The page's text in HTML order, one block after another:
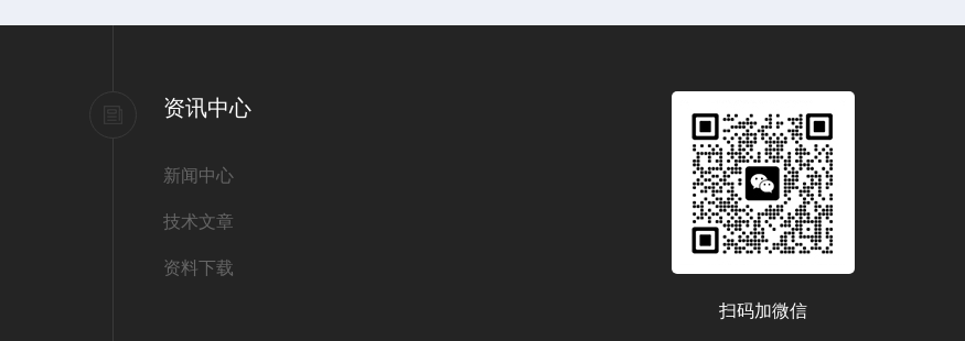
资讯中心
新闻中心
技术文章
资料下载
扫码加微信